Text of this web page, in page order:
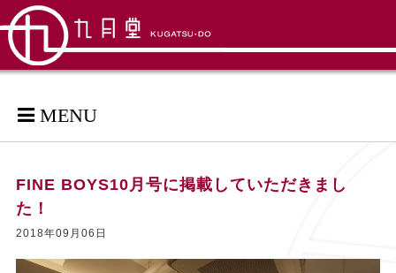
MENU
FINE BOYS10月号に掲載していただきまし
た！
2018年09月06日